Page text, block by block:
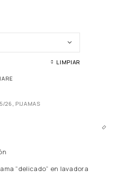
LIMPIAR
26 , PIJAMAS
“delicado” en lavadora